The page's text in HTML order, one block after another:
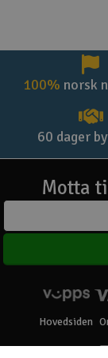
100% norsk
60 dager
Motta
Hovedsiden